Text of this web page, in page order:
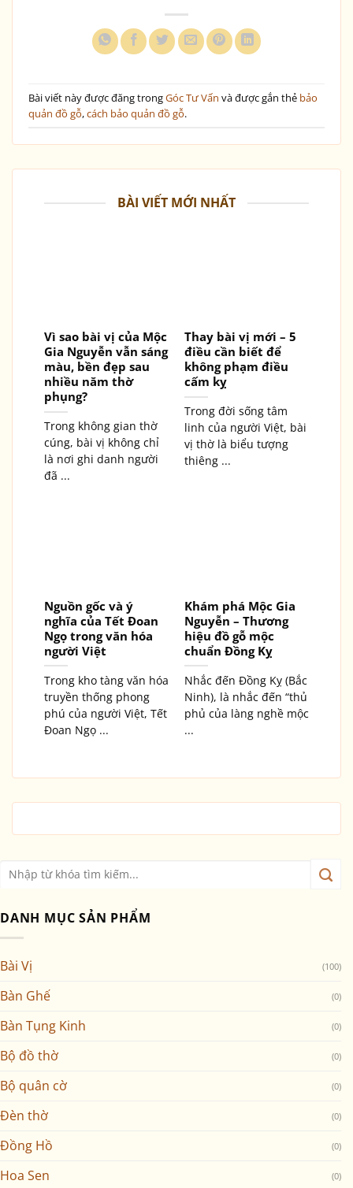
Bài viết này được đăng trongGóc Tư Vấn và được gắn thẻ bảo
quản đồ gỗ,cách bảo quản đồ gỗ.
BÀI VIẾT MỚI NHẤT
Vì sao bài vị của Mộc
Gia Nguyễn vẫn sáng
màu, bền đẹp sau
nhiều năm thờ
phụng?
Trong không gian thờ
cúng, bài vị không chỉ
là nơi ghi danh người
đã ...
Thay bài vị mới – 5
điều cần biết để
không phạm điều
cấm kỵ
Trong đời sống tâm
linh của người Việt, bài
vị thờ là biểu tượng
thiêng ...
Nguồn gốc và ý
nghĩa của Tết Đoan
Ngọ trong văn hóa
người Việt
Trong kho tàng văn hóa
truyền thống phong
phú của người Việt, Tết
Đoan Ngọ ...
Khám phá Mộc Gia
Nguyễn – Thương
hiệu đồ gỗ mộc
chuẩn Đồng Kỵ
Nhắc đến Đồng Kỵ (Bắc
Ninh), là nhắc đến “thủ
phủ của làng nghề mộc
...
DANH MỤC SẢN PHẨM
Bài Vị (100)
Bàn Ghế (0)
Bàn Tụng Kinh (0)
Bộ đồ thờ (0)
Bộ quân cờ (0)
Đèn thờ (0)
Đồng Hồ (0)
Hoa Sen (0)